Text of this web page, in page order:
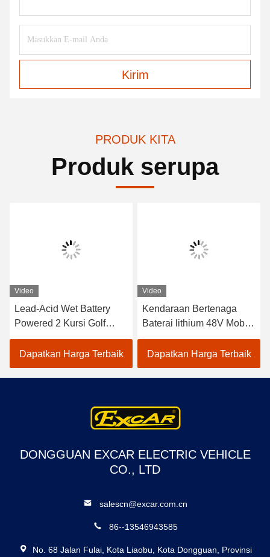
Kirim
PRODUK KITA
Produk serupa
Video
Lead-Acid Wet Battery
Powered 2 Kursi Golf
Carts / Electric Buggy Car
Golf
Dapatkan Harga Terbaik
Video
Kendaraan Bertenaga
Baterai lithium 48V Mobil
Golf Listrik EXCAR
A1S6+2 Putih
Dapatkan Harga Terbaik
DONGGUAN EXCAR ELECTRIC VEHICLE
CO., LTD
salescn@excar.com.cn
86--13546943585
No. 68 Jalan Fulai, Kota Liaobu, Kota Dongguan, Provinsi